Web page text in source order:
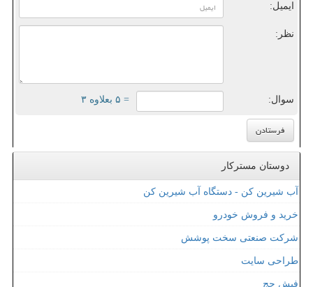
ایمیل:
نظر:
سوال: = ۵ بعلاوه ۳
دوستان مسترکار
آب شیرین کن - دستگاه آب شیرین کن
خرید و فروش خودرو
شرکت صنعتی سخت پوشش
طراحی سایت
فیش حج